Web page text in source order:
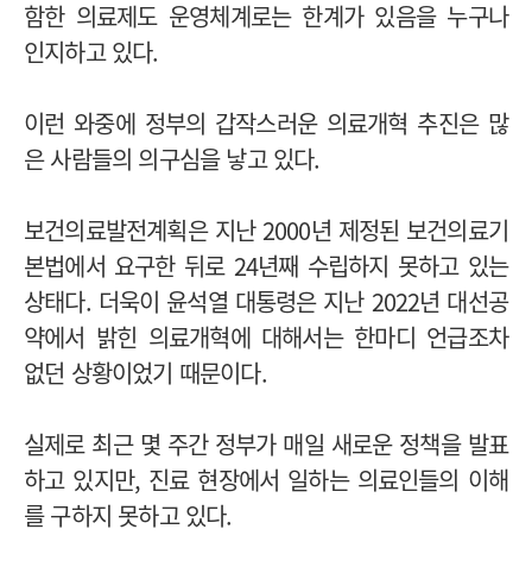
함한 의료제도 운영체계로는 한계가 있음을 누구나
인지하고 있다.
이런 와중에 정부의 갑작스러운 의료개혁 추진은 많
은 사람들의 의구심을 낳고 있다.
보건의료발전계획은 지난 2000년 제정된 보건의료기
본법에서 요구한 뒤로 24년째 수립하지 못하고 있는
상태다. 더욱이 윤석열 대통령은 지난 2022년 대선공
약에서 밝힌 의료개혁에 대해서는 한마디 언급조차
없던 상황이었기 때문이다.
실제로 최근 몇 주간 정부가 매일 새로운 정책을 발표
하고 있지만, 진료 현장에서 일하는 의료인들의 이해
를 구하지 못하고 있다.